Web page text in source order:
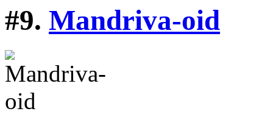
#9. Mandriva-oid